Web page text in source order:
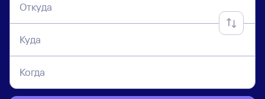
Откуда
Куда
Когда